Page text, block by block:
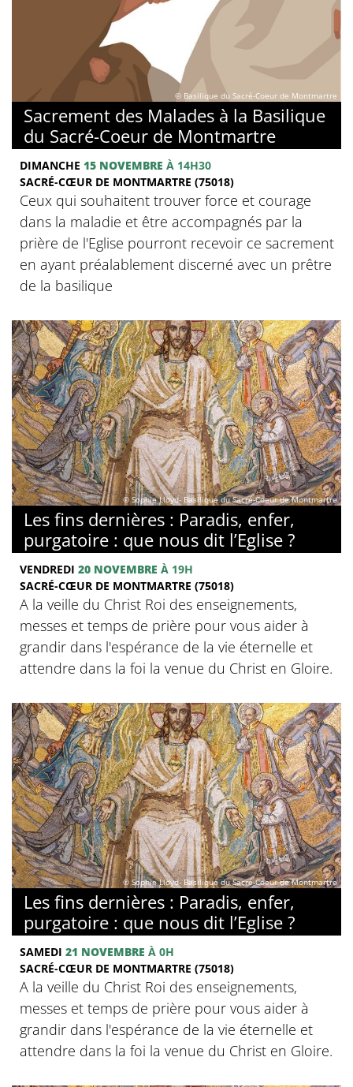
© Basilique du Sacré-Coeur de Montmartre
Sacrement des Malades à la Basilique
du Sacré-Coeur de Montmartre
DIMANCHE 15 NOVEMBRE À 14H30
SACRÉ-CŒUR DE MONTMARTRE (75018)
Ceux qui souhaitent trouver force et courage
dans la maladie et être accompagnés par la
prière de l'Eglise pourront recevoir ce sacrement
en ayant préalablement discerné avec un prêtre
de la basilique
© Sophie Lloyd- Basilique du Sacré-Coeur de Montmartre
Les fins dernières : Paradis, enfer,
purgatoire : que nous dit l’Eglise ?
VENDREDI 20 NOVEMBRE À 19H
SACRÉ-CŒUR DE MONTMARTRE (75018)
A la veille du Christ Roi des enseignements,
messes et temps de prière pour vous aider à
grandir dans l'espérance de la vie éternelle et
attendre dans la foi la venue du Christ en Gloire.
© Sophie Lloyd- Basilique du Sacré-Coeur de Montmartre
Les fins dernières : Paradis, enfer,
purgatoire : que nous dit l’Eglise ?
SAMEDI 21 NOVEMBRE À 0H
SACRÉ-CŒUR DE MONTMARTRE (75018)
A la veille du Christ Roi des enseignements,
messes et temps de prière pour vous aider à
grandir dans l'espérance de la vie éternelle et
attendre dans la foi la venue du Christ en Gloire.